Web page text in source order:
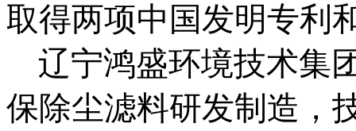
取得两项中国发明专利
辽宁鸿盛环境技术集
保除尘滤料研发制造，